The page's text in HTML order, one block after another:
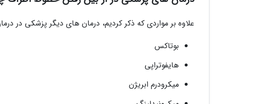
علاوه بر مواردی که ذکر کردیم، درمان های دیگر پزشکی در
بوتاکس
هایفوتراپی
میکرودرم ابریژن